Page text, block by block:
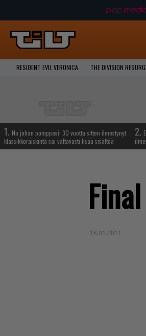
RESIDENT EVIL VERONICA THE DIVISION
1. No johan pomppasi: 30 vuotta sitten ilmestynyt
klassikkoräiskintä sai valtavasti lisää sisältöä
2.
18.01.2011